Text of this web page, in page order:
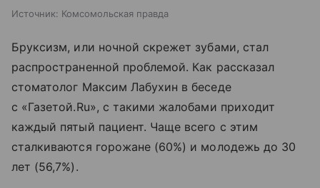
Источник: Комсомольская правда
Бруксизм, или ночной скрежет зубами, стал
распространенной проблемой. Как рассказал
стоматолог Максим Лабухин в беседе
с «Газетой.Ru», с такими жалобами приходит
каждый пятый пациент. Чаще всего с этим
сталкиваются горожане (60%) и молодежь до 30
лет (56,7%).